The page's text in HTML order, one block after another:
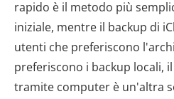
rapido è il metodo più
iniziale, mentre il backup di
utenti che preferiscono
preferiscono i backup locali,
tramite computer è un'altra